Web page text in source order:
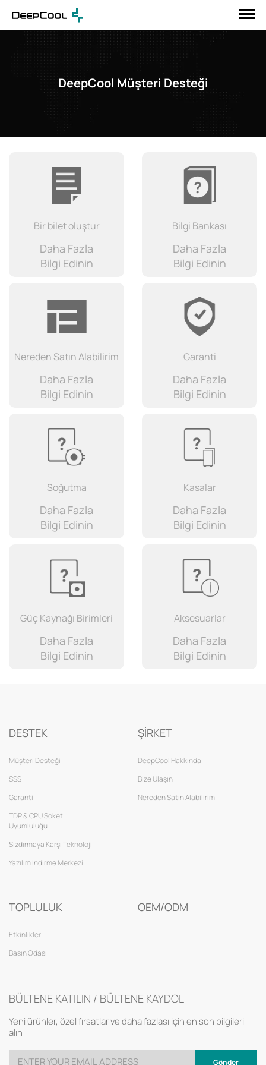
DeepCool Müşteri Desteği
Bir bilet oluştur
Daha Fazla
Bilgi Edinin
Bilgi Bankası
Daha Fazla
Bilgi Edinin
Nereden Satın Alabilirim
Daha Fazla
Bilgi Edinin
Garanti
Daha Fazla
Bilgi Edinin
Soğutma
Daha Fazla
Bilgi Edinin
Kasalar
Daha Fazla
Bilgi Edinin
Güç Kaynağı Birimleri
Daha Fazla
Bilgi Edinin
Aksesuarlar
Daha Fazla
Bilgi Edinin
DESTEK
Müşteri Desteği
SSS
Garanti
TDP & CPU Soket
Uyumluluğu
Sızdırmaya Karşı Teknoloji
Yazılım İndirme Merkezi
ŞİRKET
DeepCool Hakkında
Bize Ulaşın
Nereden Satın Alabilirim
TOPLULUK
Etkinlikler
Basın Odası
OEM/ODM
BÜLTENE KATILIN / BÜLTENE KAYDOL
Yeni ürünler, özel fırsatlar ve daha fazlası için en son bilgileri
alın
Gönder